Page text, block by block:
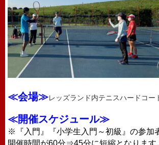
≪会場≫レッズランド内テニスハードコー
≪開催スケジュール≫
※『入門』『小学生入門～初級』の参加
開催時間が60分⇒45分に短縮となります